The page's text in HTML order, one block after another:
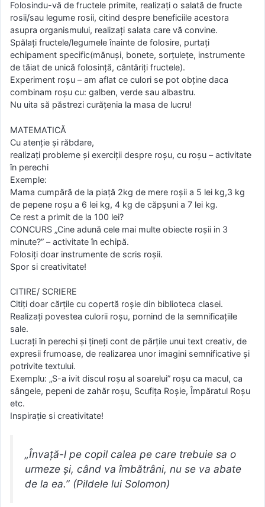
Folosindu-vă de fructele primite, realizați o salată de fructe
rosii/sau legume rosii, citind despre beneficiile acestora
asupra organismului, realizați salata care vă convine.
Spălați fructele/legumele înainte de folosire, purtați
echipament specific(mănuși, bonete, sorțulețe, instrumente
de tăiat de unică folosință, cântăriți fructele).
Experiment roșu – am aflat ce culori se pot obține daca
combinam roșu cu: galben, verde sau albastru.
Nu uita să păstrezi curățenia la masa de lucru!
MATEMATICĂ
Cu atenție și răbdare,
realizați probleme și exerciții despre roșu, cu roșu – activitate
în perechi
Exemple:
Mama cumpără de la piață 2kg de mere roșii a 5 lei kg,3 kg
de pepene roșu a 6 lei kg, 4 kg de căpșuni a 7 lei kg.
Ce rest a primit de la 100 lei?
CONCURS „Cine adună cele mai multe obiecte roșii in 3
minute?” – activitate în echipă.
Folosiți doar instrumente de scris roșii.
Spor si creativitate!
CITIRE/ SCRIERE
Citiți doar cărțile cu copertă roșie din biblioteca clasei.
Realizați povestea culorii roșu, pornind de la semnificațiile
sale.
Lucrați în perechi și țineți cont de părțile unui text creativ, de
expresii frumoase, de realizarea unor imagini semnificative și
potrivite textului.
Exemplu: „S-a ivit discul roșu al soarelui” roșu ca macul, ca
sângele, pepeni de zahăr roșu, Scufița Roșie, Împăratul Roșu
etc.
Inspirație si creativitate!
„Învață-l pe copil calea pe care trebuie sa o
urmeze și, când va îmbătrâni, nu se va abate
de la ea.” (Pildele lui Solomon)